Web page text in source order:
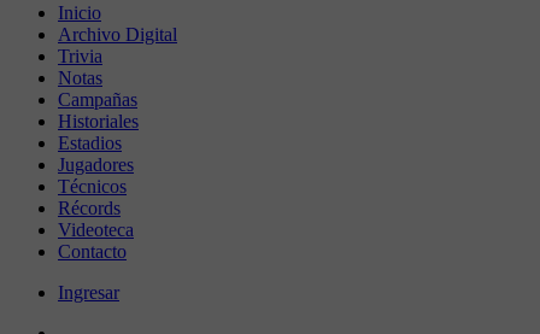
Inicio
Archivo Digital
Trivia
Notas
Campañas
Historiales
Estadios
Jugadores
Técnicos
Récords
Videoteca
Contacto
Ingresar